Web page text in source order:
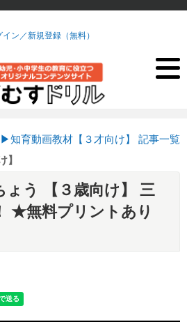
イン／新規登録（無料）
▶知育動画教材【３才向け】 記事一覧
】
ょう 【３歳向け】 三
★無料プリントあり